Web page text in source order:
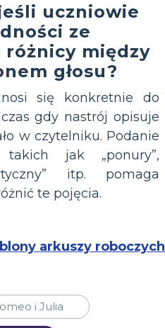
uczniowie
ze
między
głosu?
się konkretnie do
gdy nastrój opisuje
w czytelniku. Podanie
takich jak „ponury”,
itp. pomaga
te pojęcia.
arkuszy roboczych